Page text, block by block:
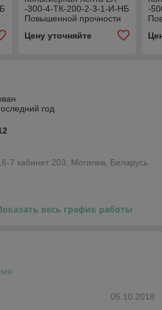
-300-4-ТК-200-2-3-1-И-НБ
Повышенной прочности
Цену уточняйте
-
год
7 кабинет 203, Могилев, Беларусь
весь график работы
05.10.2018